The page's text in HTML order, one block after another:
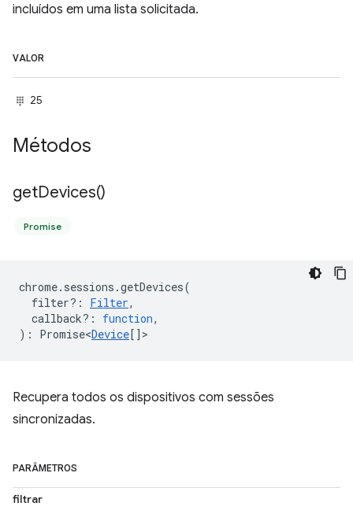
incluídos em uma lista solicitada.
VALOR
25
Métodos
getDevices()
Promise
chrome. sessions .getDevices(
filter? : Filter,
callback? : function,
) : Promise<Device[] >
Recupera todos os dispositivos com sessões
sincronizadas.
PARÂMETROS
filtrar